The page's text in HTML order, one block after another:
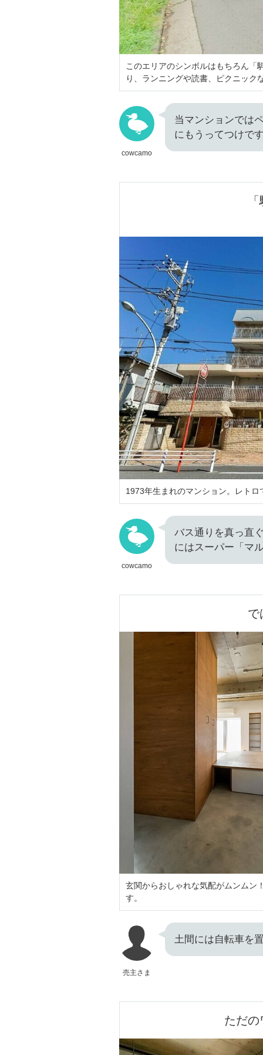
このエリアのシンボルはもちろん「
り、ランニングや読書、ピクニック
cowcamo
当マンションでは
にもうってつけで
1973年生まれのマンション。レト
cowcamo
バス通りを真っ直
にはスーパー「マ
で
玄関からおしゃれな気配がムンムン
す。
売主さま
土間には自転車を
ただの